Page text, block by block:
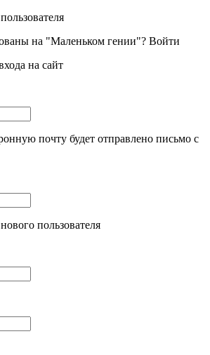
на "Маленьком гении"? Войти
на сайт
почту будет отправлено письмо с
пользователя